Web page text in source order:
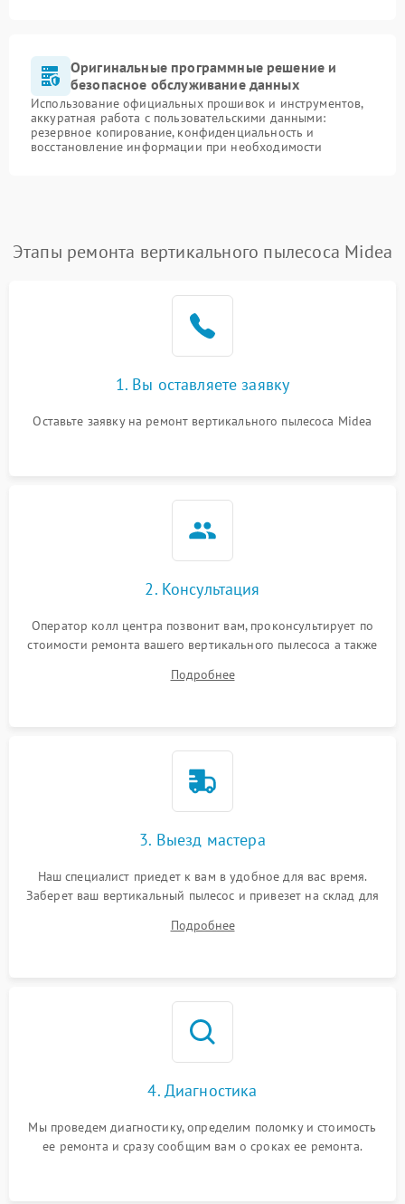
Оригинальные программные решение и
безопасное обслуживание данных
Использование официальных прошивок и инструментов,
аккуратная работа с пользовательскими данными:
резервное копирование, конфиденциальность и
восстановление информации при необходимости
Этапы ремонта вертикального пылесоса Midea
1. Вы оставляете заявку
Оставьте заявку на ремонт вертикального пылесоса Midea
2. Консультация
Оператор колл центра позвонит вам, проконсультирует по
стоимости ремонта вашего вертикального пылесоса а также
Подробнее
3. Выезд мастера
Наш специалист приедет к вам в удобное для вас время.
Заберет ваш вертикальный пылесос и привезет на склад для
Подробнее
4. Диагностика
Мы проведем диагностику, определим поломку и стоимость
ее ремонта и сразу сообщим вам о сроках ее ремонта.